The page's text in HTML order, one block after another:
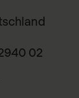
02